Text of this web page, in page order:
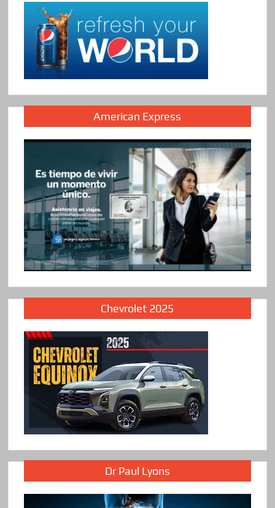
American Express
Chevrolet 2025
Dr Paul Lyons